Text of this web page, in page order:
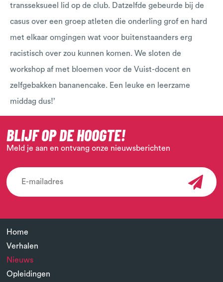
transseksueel lid op de club. Datzelfde gebeurde bij de
casus over een groep atleten die onderling grof en hard
met elkaar omgingen wat voor buitenstaanders erg
racistisch over zou kunnen komen. We sloten de
workshop af met bloemen voor de Vuist-docent en
zelfgebakken bananencake. Een leuke en leerzame
middag dus!’
BLIJF OP DE HOOGTE!
Meld je aan en ontvang onze nieuwsberichten
Home
Verhalen
Nieuws
Opleidingen